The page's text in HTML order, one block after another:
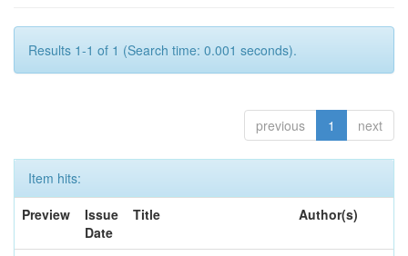
Results 1-1 of 1 (Search time: 0.001 seconds).
previous 1 next
Item hits:
Preview
Issue
Date
Title Author(s)